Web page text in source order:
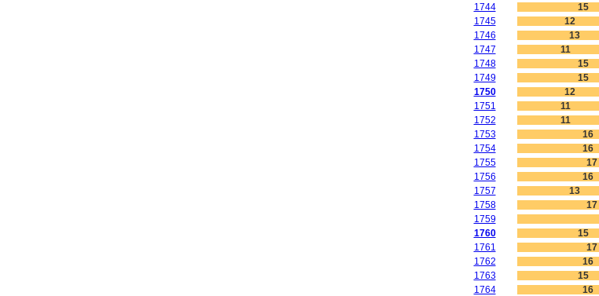
1744
15
1745
12
1746
13
1747
11
1748
15
1749
15
1750
12
1751
11
1752
11
1753
16
1754
16
1755
17
1756
16
1757
13
1758
17
1759
1760
15
1761
17
1762
16
1763
15
1764
16